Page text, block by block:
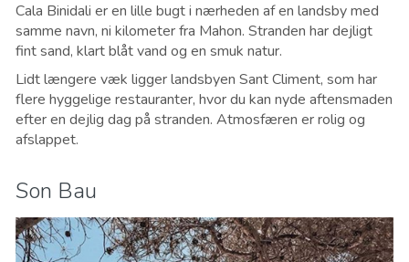
Cala Binidali er en lille bugt i nærheden af ​​en landsby med
samme navn, ni kilometer fra Mahon. Stranden har dejligt
fint sand, klart blåt vand og en smuk natur.
Lidt længere væk ligger landsbyen Sant Climent, som har
flere hyggelige restauranter, hvor du kan nyde aftensmaden
efter en dejlig dag på stranden. Atmosfæren er rolig og
afslappet.
Son Bau